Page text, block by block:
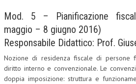
Mod. 5 – Pianificazione
maggio – 8 giugno 2016)
Responsabile Didattico: Prof.
Nozione di residenza fiscale di persone
diritto interno e convenzionale. Le
doppia imposizione: struttura e